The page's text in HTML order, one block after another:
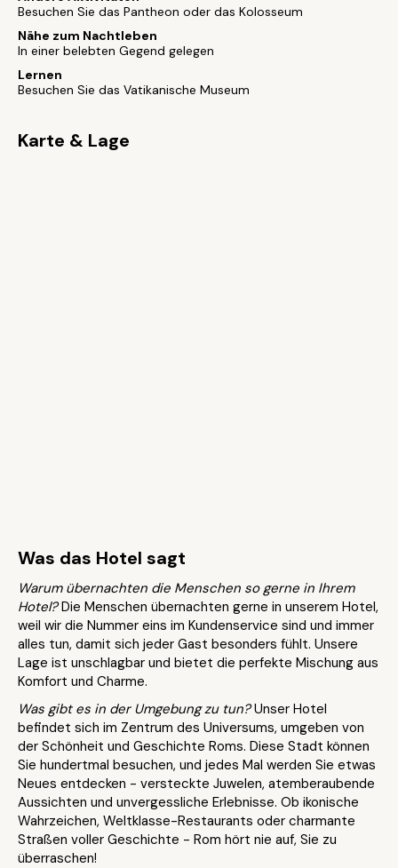
Besuchen Sie das Pantheon oder das Kolosseum
Nähe zum Nachtleben
In einer belebten Gegend gelegen
Lernen
Besuchen Sie das Vatikanische Museum
Karte & Lage
Was das Hotel sagt
Warum übernachten die Menschen so gerne in Ihrem
Hotel?Die Menschen übernachten gerne in unserem Hotel,
weil wir die Nummer eins im Kundenservice sind und immer
alles tun, damit sich jeder Gast besonders fühlt. Unsere
Lage ist unschlagbar und bietet die perfekte Mischung aus
Komfort und Charme.
Was gibt es in der Umgebung zu tun?Unser Hotel
befindet sich im Zentrum des Universums, umgeben von
der Schönheit und Geschichte Roms. Diese Stadt können
Sie hundertmal besuchen, und jedes Mal werden Sie etwas
Neues entdecken - versteckte Juwelen, atemberaubende
Aussichten und unvergessliche Erlebnisse. Ob ikonische
Wahrzeichen, Weltklasse-Restaurants oder charmante
Straßen voller Geschichte - Rom hört nie auf, Sie zu
überraschen!